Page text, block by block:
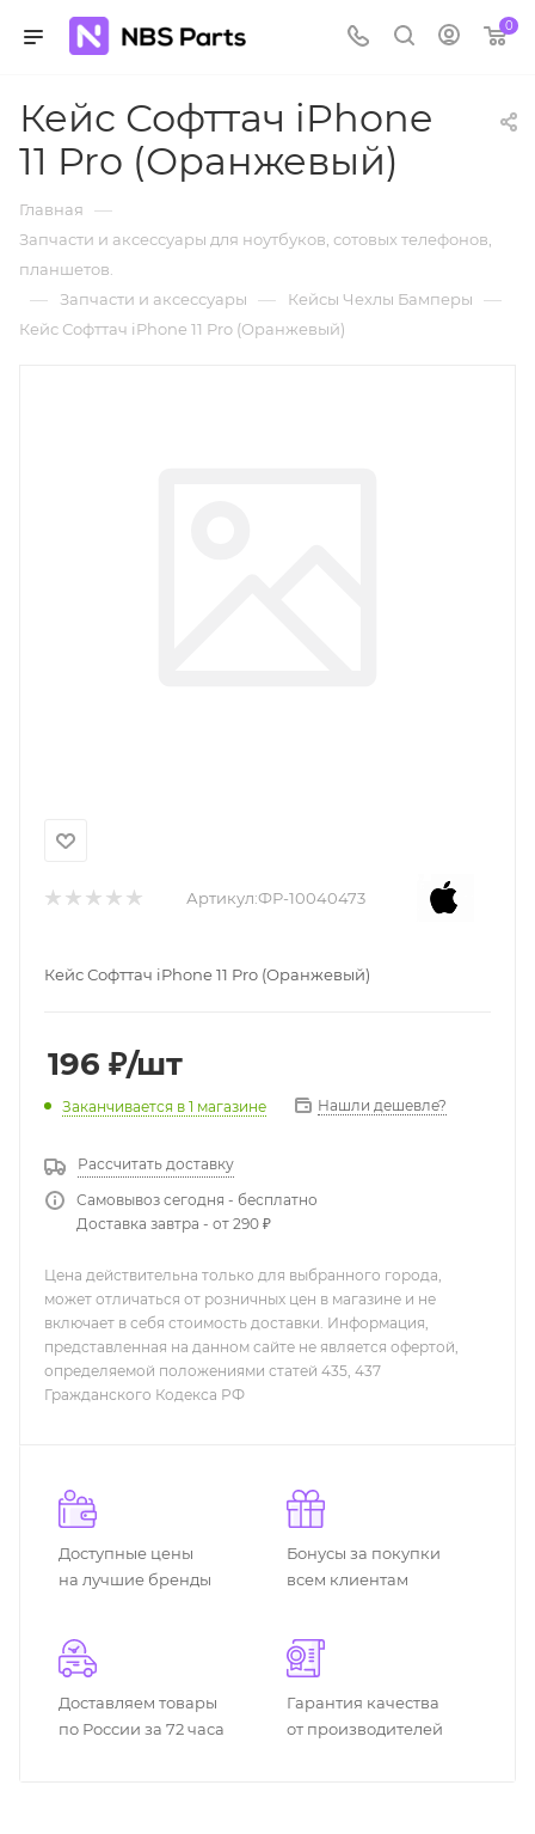
0
Кейс Софттач iPhone
11 Pro (Оранжевый)
Главная —
Запчасти и аксессуары для ноутбуков, сотовых телефонов,
планшетов.
— Запчасти и аксессуары — Кейсы Чехлы Бамперы —
Кейс Софттач iPhone 11 Pro (Оранжевый)
Артикул:ФР-10040473
Кейс Софттач iPhone 11 Pro (Оранжевый)
196 ₽/шт
Заканчивается в 1 магазине Нашли дешевле?
Рассчитать доставку
Самовывоз сегодня - бесплатно
Доставка завтра - от 290 ₽
Цена действительна только для выбранного города,
может отличаться от розничных цен в магазине и не
включает в себя стоимость доставки. Информация,
представленная на данном сайте не является офертой,
определяемой положениями статей 435, 437
Гражданского Кодекса РФ
Доступные цены
на лучшие бренды
Бонусы за покупки
всем клиентам
Доставляем товары
по России за 72 часа
Гарантия качества
от производителей